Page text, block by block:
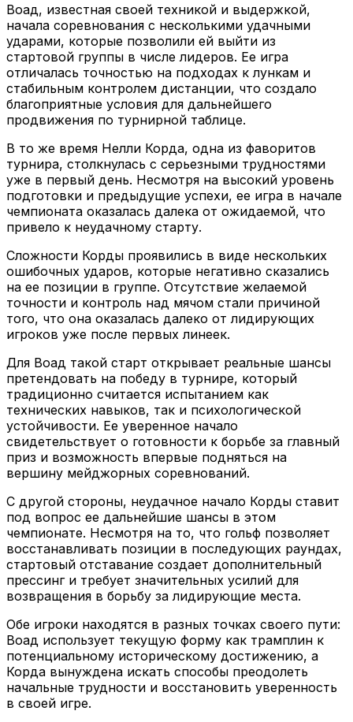
Воад, известная своей техникой и выдержкой,
начала соревнования с несколькими удачными
ударами, которые позволили ей выйти из
стартовой группы в числе лидеров. Ее игра
отличалась точностью на подходах к лункам и
стабильным контролем дистанции, что создало
благоприятные условия для дальнейшего
продвижения по турнирной таблице.
В то же время Нелли Корда, одна из фаворитов
турнира, столкнулась с серьезными трудностями
уже в первый день. Несмотря на высокий уровень
подготовки и предыдущие успехи, ее игра в начале
чемпионата оказалась далека от ожидаемой, что
привело к неудачному старту.
Сложности Корды проявились в виде нескольких
ошибочных ударов, которые негативно сказались
на ее позиции в группе. Отсутствие желаемой
точности и контроль над мячом стали причиной
того, что она оказалась далеко от лидирующих
игроков уже после первых линеек.
Для Воад такой старт открывает реальные шансы
претендовать на победу в турнире, который
традиционно считается испытанием как
технических навыков, так и психологической
устойчивости. Ее уверенное начало
свидетельствует о готовности к борьбе за главный
приз и возможность впервые подняться на
вершину мейджорных соревнований.
С другой стороны, неудачное начало Корды ставит
под вопрос ее дальнейшие шансы в этом
чемпионате. Несмотря на то, что гольф позволяет
восстанавливать позиции в последующих раундах,
стартовый отставание создает дополнительный
прессинг и требует значительных усилий для
возвращения в борьбу за лидирующие места.
Обе игроки находятся в разных точках своего пути:
Воад использует текущую форму как трамплин к
потенциальному историческому достижению, а
Корда вынуждена искать способы преодолеть
начальные трудности и восстановить уверенность
в своей игре.